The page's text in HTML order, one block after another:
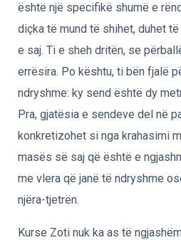
është një specifikë shumë e
diçka të mund të shihet, duhet
e saj. Ti e sheh dritën, se
errësira. Po kështu, ti bën fjalë
ndryshme: ky send është dy
Pra, gjatësia e sendeve del në
konkretizohet si nga krahasimi
masës së saj që është e
me vlera që janë të ndryshme
njëra-tjetrën.
Kurse Zoti nuk ka as të